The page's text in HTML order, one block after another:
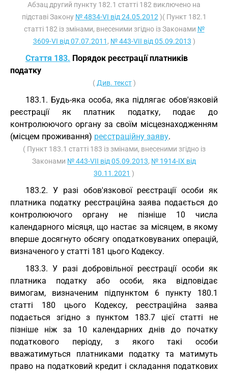
Абзац другий пункту 182.1 статті 182 виключено на
підставі Закону № 4834-VI від 24.05.2012 )( Пункт 182.1
статті 182 із змінами, внесеними згідно із Законами №
3609-VI від 07.07.2011 , № 443-VII від 05.09.2013 )
Стаття 183. Порядок реєстрації платників
податку
( Див. текст)
183.1. Будь-яка особа, яка підлягає обов'язковій
реєстрації як платник податку, подає до
контролюючого органу за своїм місцезнаходженням
(місцем проживання) реєстраційну заяву.
( Пункт 183.1 статті 183 із змінами, внесеними згідно із
Законами № 443-VII від 05.09.2013, № 1914-IX від
30.11.2021 )
183.2. У разі обов'язкової реєстрації особи як
платника податку реєстраційна заява подається до
контролюючого органу не пізніше 10 числа
календарного місяця, що настає за місяцем, в якому
вперше досягнуто обсягу оподатковуваних операцій,
визначеного у статті 181 цього Кодексу.
183.3. У разі добровільної реєстрації особи як
платника податку або особи, яка відповідає
вимогам, визначеним підпунктом 6 пункту 180.1
статті 180 цього Кодексу, реєстраційна заява
подається згідно з пунктом 183.7 цієї статті не
пізніше ніж за 10 календарних днів до початку
податкового періоду, з якого такі особи
вважатимуться платниками податку та матимуть
право на податковий кредит і складання податкових